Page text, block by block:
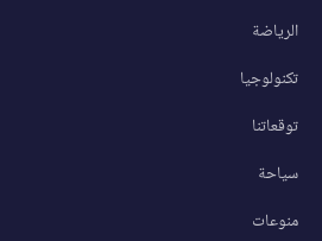
الرياضة
تكنولوجيا
توقعاتنا
سياحة
منوعات